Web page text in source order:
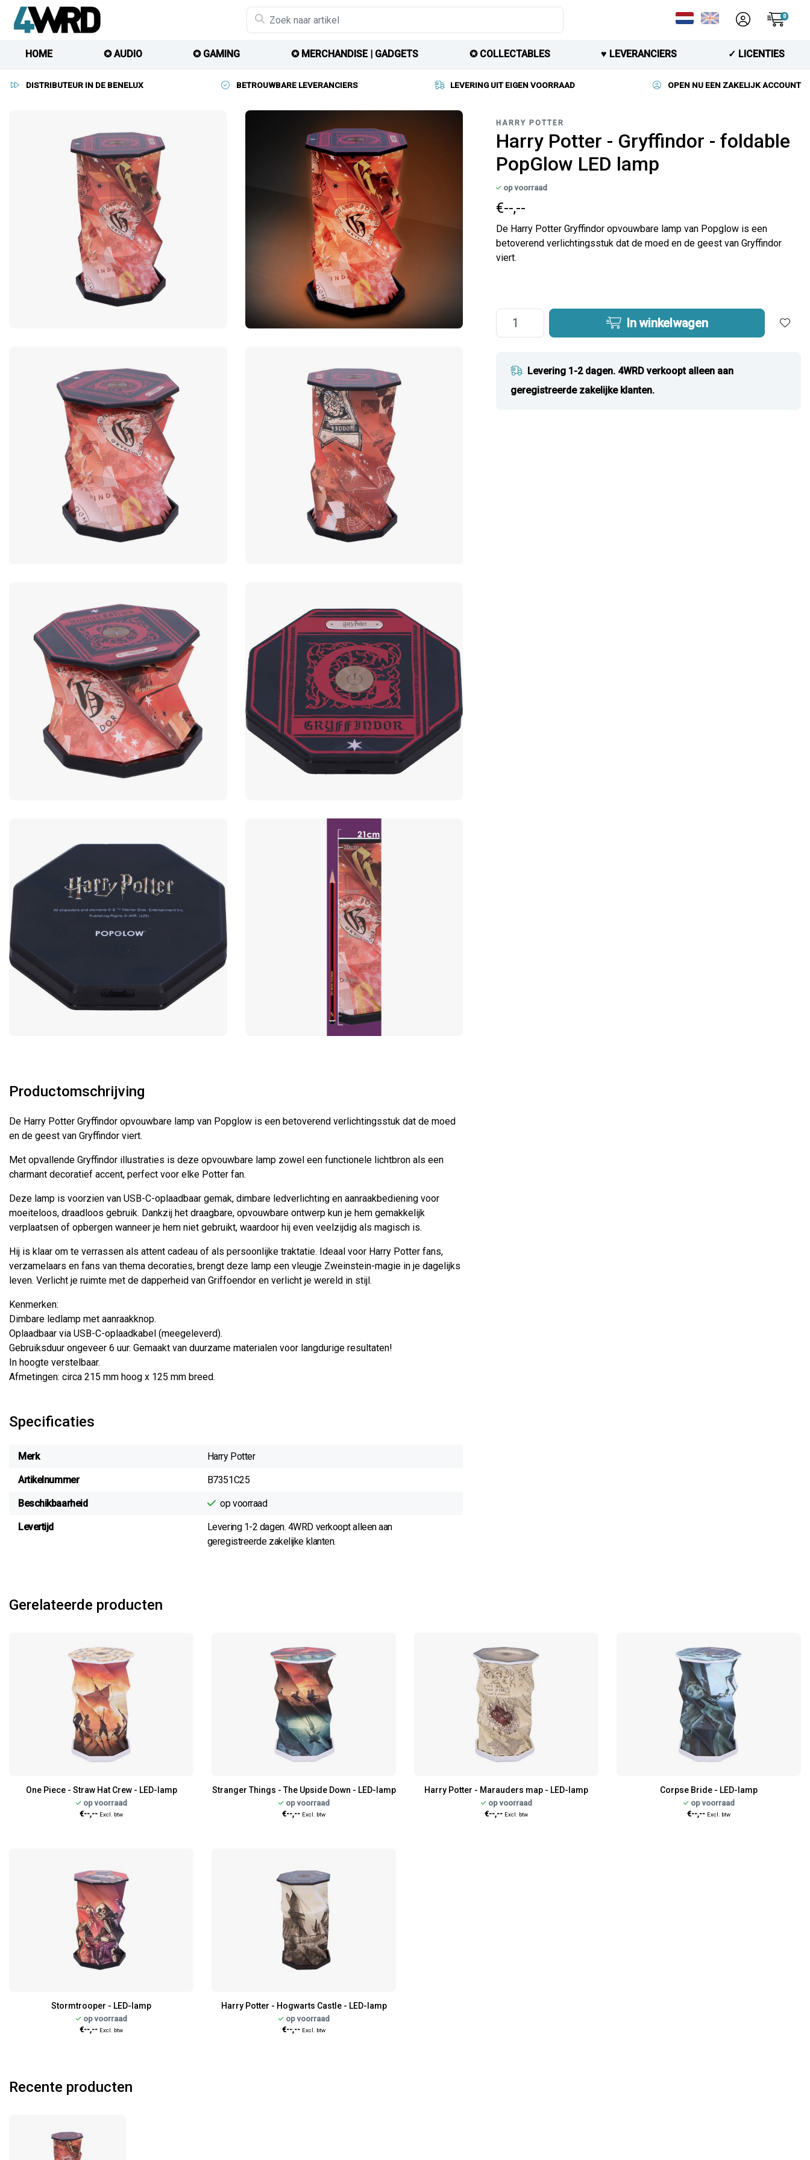
0
HOME ✪ AUDIO ✪ GAMING ✪ MERCHANDISE | GADGETS ✪ COLLECTABLES ♥︎ LEVERANCIERS ✓ LICENTIES
DISTRIBUTEUR IN DE BENELUX BETROUWBARE LEVERANCIERS LEVERING UIT EIGEN VOORRAAD OPEN NU EEN ZAKELIJK ACCOUNT
Productomschrijving
De Harry Potter Gryffindor opvouwbare lamp van Popglow is een betoverend verlichtingsstuk dat de moed
en de geest van Gryffindor viert.
Met opvallende Gryffindor illustraties is deze opvouwbare lamp zowel een functionele lichtbron als een
charmant decoratief accent, perfect voor elke Potter fan.
Deze lamp is voorzien van USB-C-oplaadbaar gemak, dimbare ledverlichting en aanraakbediening voor
moeiteloos, draadloos gebruik. Dankzij het draagbare, opvouwbare ontwerp kun je hem gemakkelijk
verplaatsen of opbergen wanneer je hem niet gebruikt, waardoor hij even veelzijdig als magisch is.
Hij is klaar om te verrassen als attent cadeau of als persoonlijke traktatie. Ideaal voor Harry Potter fans,
verzamelaars en fans van thema decoraties, brengt deze lamp een vleugje Zweinstein-magie in je dagelijks
leven. Verlicht je ruimte met de dapperheid van Griffoendor en verlicht je wereld in stijl.
Kenmerken:
Dimbare ledlamp met aanraakknop.
Oplaadbaar via USB-C-oplaadkabel (meegeleverd).
Gebruiksduur ongeveer 6 uur. Gemaakt van duurzame materialen voor langdurige resultaten!
In hoogte verstelbaar.
Afmetingen: circa 215 mm hoog x 125 mm breed.
Specificaties
Merk Harry Potter
Artikelnummer B7351C25
Beschikbaarheid op voorraad
Levertijd
Levering 1-2 dagen. 4WRD verkoopt alleen aan
geregistreerde zakelijke klanten.
HARRY POTTER
Harry Potter - Gryffindor - foldable
PopGlow LED lamp
op voorraad
€--,--
De Harry Potter Gryffindor opvouwbare lamp van Popglow is een
betoverend verlichtingsstuk dat de moed en de geest van Gryffindor
viert.
In winkelwagen
Levering 1-2 dagen. 4WRD verkoopt alleen aan
geregistreerde zakelijke klanten.
Gerelateerde producten
One Piece - Straw Hat Crew - LED-lamp
op voorraad
€--,-- Excl. btw
Stranger Things - The Upside Down - LED-lamp
op voorraad
€--,-- Excl. btw
Harry Potter - Marauders map - LED-lamp
op voorraad
€--,-- Excl. btw
Corpse Bride - LED-lamp
op voorraad
€--,-- Excl. btw
Stormtrooper - LED-lamp
op voorraad
€--,-- Excl. btw
Harry Potter - Hogwarts Castle - LED-lamp
op voorraad
€--,-- Excl. btw
Recente producten